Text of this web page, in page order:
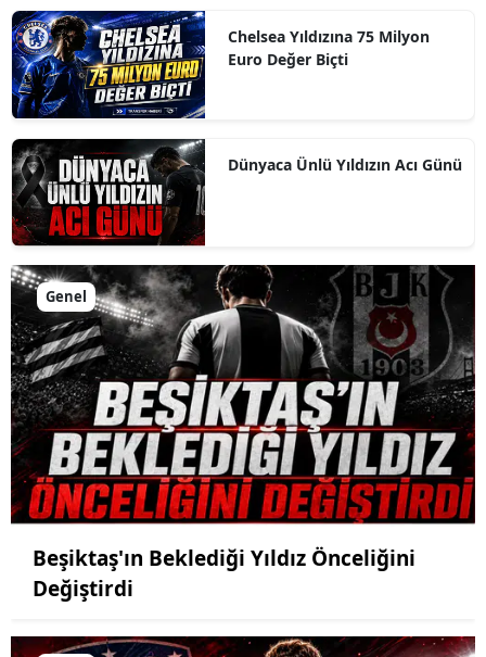
Chelsea Yıldızına 75 Milyon
Euro Değer Biçti
Dünyaca Ünlü Yıldızın Acı Günü
Genel
Beşiktaş'ın Beklediği Yıldız Önceliğini
Değiştirdi